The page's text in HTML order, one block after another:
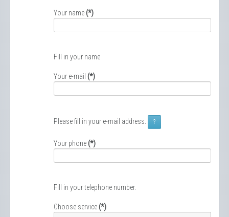
Your name(*)
Fill in your name
Your e-mail (*)
Please fill in your e-mail address. ?
Your phone(*)
Fill in your telephone number.
Choose service(*)